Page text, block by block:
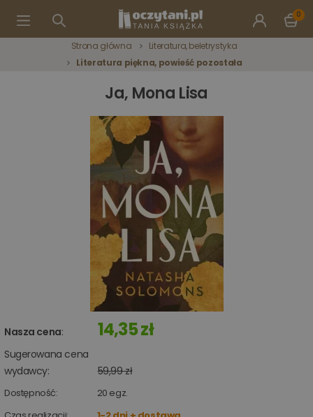
0
Strona główna
Literatura, beletrystyka
Literatura piękna, powieść pozostała
Ja, Mona Lisa
Nasza cena: 14,35 zł
Sugerowana cena
wydawcy:
59,99 zł
Dostępność: 20 egz.